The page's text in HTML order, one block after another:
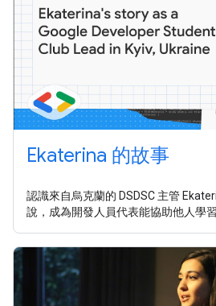
Ekaterina 的故事
認識來自烏克蘭的 DSDSC 主管
說，成為開發人員代表能協助他人學習